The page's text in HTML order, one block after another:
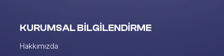
KURUMSAL BİLGİLENDİRME
Hakkımızda